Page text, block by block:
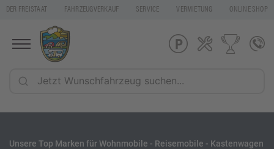
DER FREISTAAT FAHRZEUGVERKAUF SERVICE VERMIETUNG ONLINE SHOP
Unsere Top Marken für Wohnmobile - Reisemobile - Kastenwagen